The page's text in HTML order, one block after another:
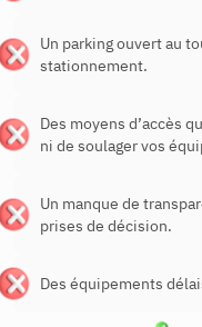
Un parking ouvert au
stationnement.
Des moyens d’accès
ni de soulager vos
Un manque de
prises de décision.
Des équipements